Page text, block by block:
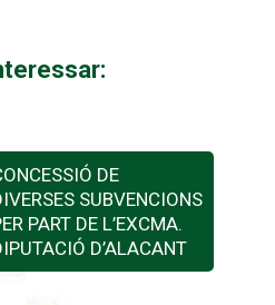
DE
SUBVENCIONS
PART DE L’EXCMA.
D’ALACANT